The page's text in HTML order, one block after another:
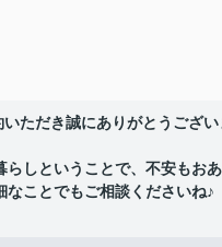
ただき誠にありがとうござい
らしということで、不安もお
なことでもご相談くださいね♪